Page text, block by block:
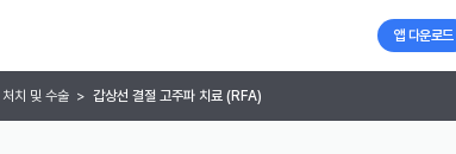
앱 다운로드
처치 및 수술 > 갑상선 결절 고주파 치료 (RFA)